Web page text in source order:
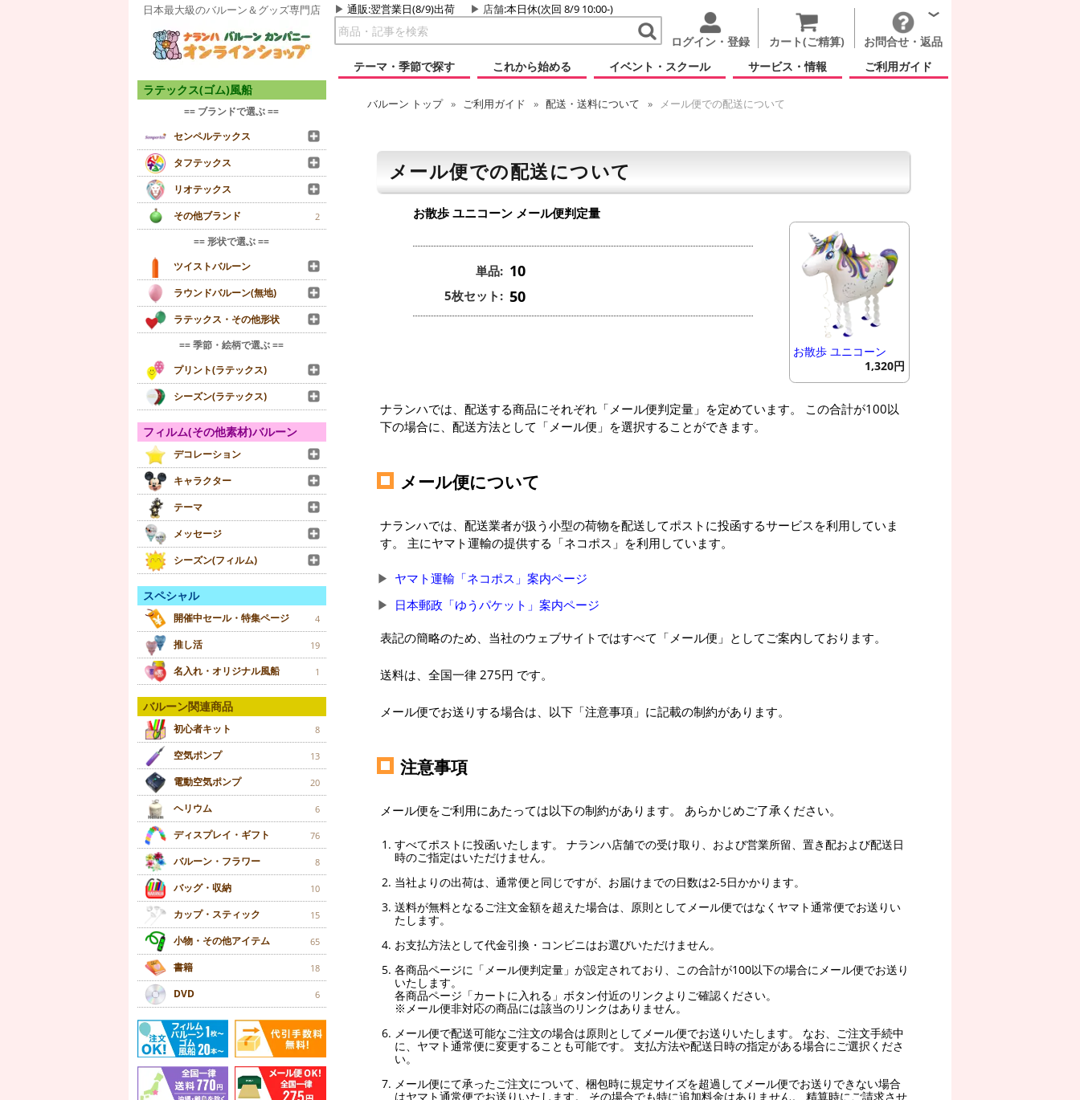
日本最大級のバルーン＆グッズ専門店 通販:翌営業日(8/9)出荷 店舗:本日休(次回 8/9 10:00-)
ログイン・登録 カート(ご精算)
お問合せ・返品
テーマ・季節で探す
これから始める イベント・スクール サービス・情報 ご利用ガイド
ラテックス(ゴム)風船
== ブランドで選ぶ ==
センペルテックス
タフテックス
リオテックス
その他ブランド
2
== 形状で選ぶ ==
ツイストバルーン
ラウンドバルーン(無地)
ラテックス・その他形状
== 季節・絵柄で選ぶ ==
プリント(ラテックス)
シーズン(ラテックス)
フィルム(その他素材)バルーン
デコレーション
キャラクター
テーマ
メッセージ
シーズン(フィルム)
スペシャル
開催中セール・特集ページ 4
推し活 19
名入れ・オリジナル風船 1
バルーン関連商品
初心者キット 8
空気ポンプ 13
電動空気ポンプ 20
ヘリウム 6
ディスプレイ・ギフト 76
バルーン・フラワー 8
バッグ・収納 10
カップ・スティック 15
小物・その他アイテム 65
書籍 18
DVD 6
バルーン トップ ご利用ガイド 配送・送料について メール便での配送について
メール便での配送について
お散歩 ユニコーン メール便判定量
単品: 10
5枚セット: 50
お散歩 ユニコーン
1,320円
ナランハでは、配送する商品にそれぞれ「メール便判定量」を定めています。 この合計が100以
下の場合に、配送方法として「メール便」を選択することができます。
メール便について
ナランハでは、配送業者が扱う小型の荷物を配送してポストに投函するサービスを利用していま
す。 主にヤマト運輸の提供する「ネコポス」を利用しています。
ヤマト運輸「ネコポス」案内ページ
日本郵政「ゆうパケット」案内ページ
表記の簡略のため、当社のウェブサイトではすべて「メール便」としてご案内しております。
送料は、全国一律 275円 です。
メール便でお送りする場合は、以下「注意事項」に記載の制約があります。
注意事項
メール便をご利用にあたっては以下の制約があります。 あらかじめご了承ください。
すべてポストに投函いたします。 ナランハ店舗での受け取り、および営業所留、置き配および配送日
時のご指定はいただけません。
当社よりの出荷は、通常便と同じですが、お届けまでの日数は2-5日かかります。
送料が無料となるご注文金額を超えた場合は、原則としてメール便ではなくヤマト通常便でお送りい
たします。
お支払方法として代金引換・コンビニはお選びいただけません。
各商品ページに「メール便判定量」が設定されており、この合計が100以下の場合にメール便でお送り
いたします。
各商品ページ「カートに入れる」ボタン付近のリンクよりご確認ください。
※メール便非対応の商品には該当のリンクはありません。
メール便で配送可能なご注文の場合は原則としてメール便でお送りいたします。 なお、ご注文手続中
に、ヤマト通常便に変更することも可能です。 支払方法や配送日時の指定がある場合にご選択くださ
い。
メール便にて承ったご注文について、梱包時に規定サイズを超過してメール便でお送りできない場合
はヤマト通常便でお送りいたします。 その場合でも特に追加料金はありません。 精算時にご請求させ